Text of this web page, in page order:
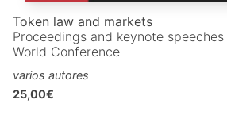
Token law and markets
Proceedings and keynote
World Conference
varios autores
25,00€